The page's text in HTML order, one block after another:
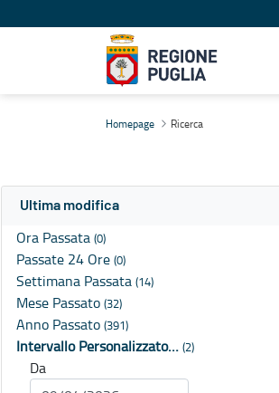
Homepage Ricerca
Ultima modifica
Ora Passata (0)
Passate 24 Ore (0)
Settimana Passata (14)
Mese Passato (32)
Anno Passato (391)
Intervallo Personalizzato… (2)
Da